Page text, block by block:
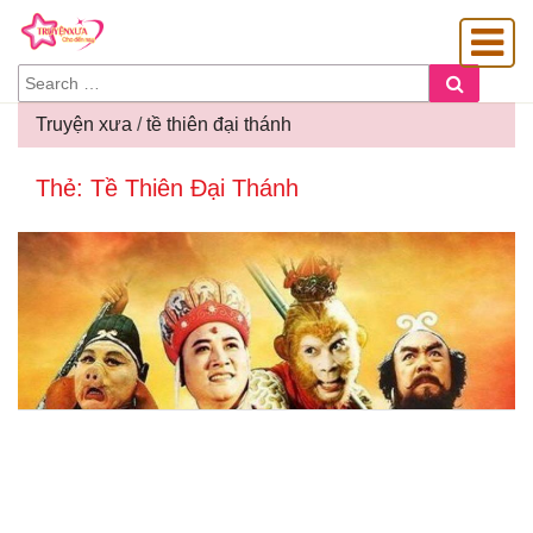
SEARCH
FOR:
GIA
Truyện xưa /tề thiên đại thánh
Thẻ: Tề Thiên Đại Thánh